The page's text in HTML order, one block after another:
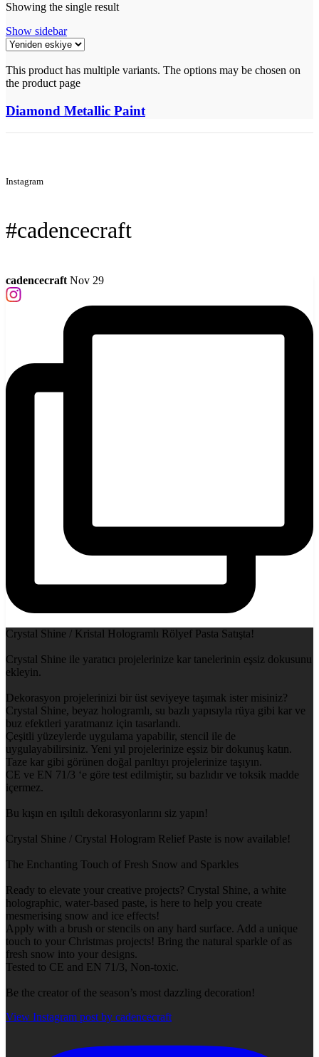
Showing the single result
Show sidebar
This product has multiple variants. The options may be chosen on
the product page
Diamond Metallic Paint
Instagram
#cadencecraft
cadencecraft Nov 29
Crystal Shine / Kristal Hologramlı Rölyef Pasta Satışta!
Crystal Shine ile yaratıcı projelerinize kar tanelerinin eşsiz dokusunu
ekleyin.
Dekorasyon projelerinizi bir üst seviyeye taşımak ister misiniz?
Crystal Shine, beyaz hologramlı, su bazlı yapısıyla rüya gibi kar ve
buz efektleri yaratmanız için tasarlandı.
Çeşitli yüzeylerde uygulama yapabilir, stencil ile de
uygulayabilirsiniz. Yeni yıl projelerinize eşsiz bir dokunuş katın.
Taze kar gibi görünen doğal parıltıyı projelerinize taşıyın.
CE ve EN 71/3 ‘e göre test edilmiştir, su bazlıdır ve toksik madde
içermez.
Bu kışın en ışıltılı dekorasyonlarını siz yapın!
Crystal Shine / Crystal Hologram Relief Paste is now available!
The Enchanting Touch of Fresh Snow and Sparkles
Ready to elevate your creative projects? Crystal Shine, a white
holographic, water-based paste, is here to help you create
mesmerising snow and ice effects!
Apply with a brush or stencils on any hard surface. Add a unique
touch to your Christmas projects! Bring the natural sparkle of as
fresh snow into your designs.
Tested to CE and EN 71/3, Non-toxic.
Be the creator of the season’s most dazzling decoration!
View Instagram post by cadencecraft